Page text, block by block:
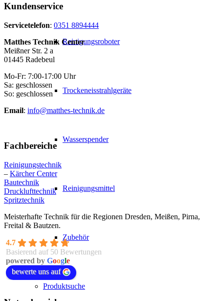
Reinigungsroboter
Trockeneisstrahlgeräte
Wasserspender
Reinigungsmittel
Zubehör
Produktsuche
Kundenservice
Servicetelefon: 0351 8894444
Matthes Technik Center
Meißner Str. 2 a
01445 Radebeul
Mo-Fr: 7:00-17:00 Uhr
Sa: geschlossen
So: geschlossen
Email: info@matthes-technik.de
Fachbereiche
Reinigungstechnik
– Kärcher Center
Bautechnik
Drucklufttechnik
Spritztechnik
Meisterhafte Technik für die Regionen Dresden, Meißen, Pirna,
Freital & Bautzen.
4.7
Basierend auf 50 Bewertungen
powered by Google
bewerte uns auf